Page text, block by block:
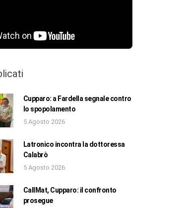
Cupparo: a Fardella segnale contro
lo spopolamento
5 Agosto 2026
Latronico incontra la dottoressa
Calabrò
5 Agosto 2026
CallMat, Cupparo: il confronto
prosegue